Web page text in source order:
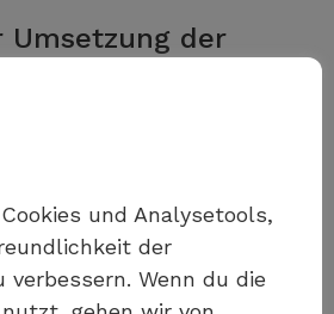
Teil der Toolbox
Umsetzung der
St. Gallen
Verkehr
und Analysetools,
der
Wenn du die